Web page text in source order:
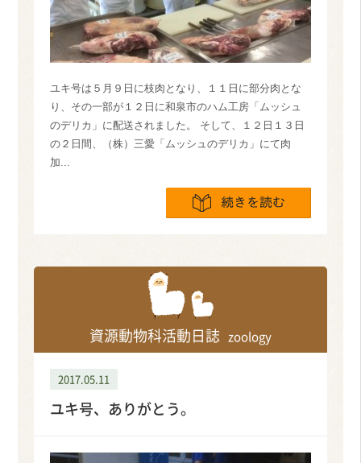
ユキ号は５月９日に枝肉となり、１１日に部分肉とな
り、その一部が１２日に和泉市のハム工房「ムッシュ
のデリカ」に配送されました。 そして、１２日１３日
の２日間、（株）三愛「ムッシュのデリカ」にて肉
加...
資源動物科活動日誌 zoology
2017.05.11
ユキ号、ありがとう。